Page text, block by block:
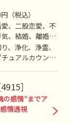
スピリチュアル
ング、ホロスコ
（税込）
、二股恋愛、不
、結婚、離婚、
、育児、教育、
、相性、ママ
、浄化、浄霊、
ュアルカウンセ
4915］
の感情"までア
情透視